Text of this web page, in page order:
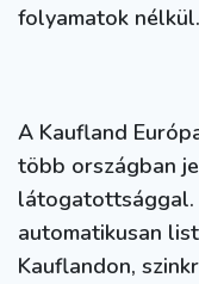
folyamatok nélkül.
A Kaufland
több országban
látogatottsággal.
automatikusan
Kauflandon,